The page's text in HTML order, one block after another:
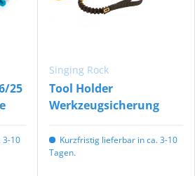
25
3-10
Singing Rock
Tool Holder
Werkzeugsicherung
Kurzfristig lieferbar in ca. 3-10
Tagen.